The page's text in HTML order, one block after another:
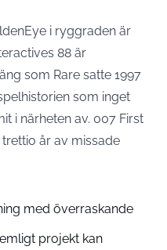
i ryggraden är
88 är
som Rare satte 1997
som inget
i närheten av. 007 First
år av missade
med överraskande
projekt kan